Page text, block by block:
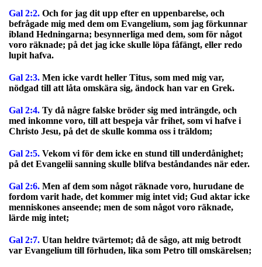
Gal 2:2. Och for jag dit upp efter en uppenbarelse, och
befrågade mig med dem om Evangelium, som jag förkunnar
ibland Hedningarna; besynnerliga med dem, som för något
voro räknade; på det jag icke skulle löpa fåfängt, eller redo
lupit hafva.
Gal 2:3. Men icke vardt heller Titus, som med mig var,
nödgad till att låta omskära sig, ändock han var en Grek.
Gal 2:4. Ty då någre falske bröder sig med inträngde, och
med inkomne voro, till att bespeja vår frihet, som vi hafve i
Christo Jesu, på det de skulle komma oss i träldom;
Gal 2:5. Vekom vi för dem icke en stund till underdånighet;
på det Evangelii sanning skulle blifva beståndandes när eder.
Gal 2:6. Men af dem som något räknade voro, hurudane de
fordom varit hade, det kommer mig intet vid; Gud aktar icke
menniskones anseende; men de som något voro räknade,
lärde mig intet;
Gal 2:7. Utan heldre tvärtemot; då de sågo, att mig betrodt
var Evangelium till förhuden, lika som Petro till omskärelsen;